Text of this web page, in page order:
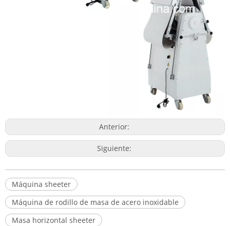
Anterior:
Siguiente:
Máquina sheeter
Máquina de rodillo de masa de acero inoxidable
Masa horizontal sheeter